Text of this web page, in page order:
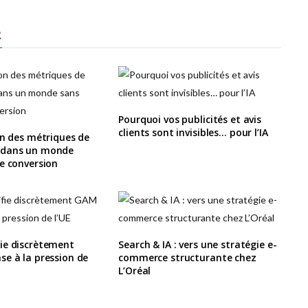
des métriques de
un monde
conversion
Pourquoi vos publicités et avis
clients sont invisibles… pour l’IA
discrètement
à la pression de
Search & IA : vers une stratégie e-
commerce structurante chez
L’Oréal